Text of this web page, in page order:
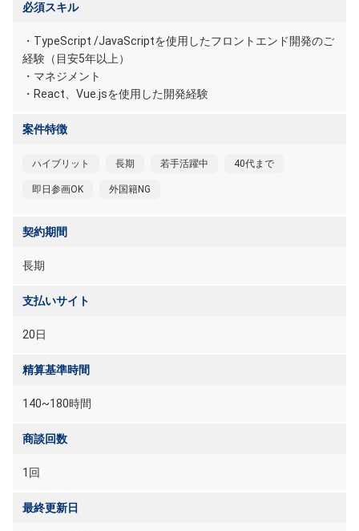
必須スキル
・TypeScript /JavaScriptを使用したフロントエンド開発のご
経験（目安5年以上）
・マネジメント
・React、Vue.jsを使用した開発経験
案件特徴
ハイブリット 長期 若手活躍中 40代まで
即日参画OK 外国籍NG
契約期間
長期
支払いサイト
20日
精算基準時間
140~180時間
商談回数
1回
最終更新日